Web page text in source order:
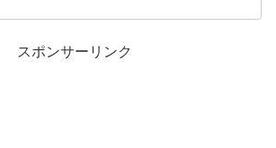
スポンサーリンク